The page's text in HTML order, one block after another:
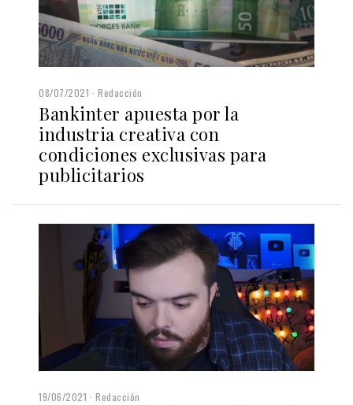
08/07/2021 Redacción
Bankinter apuesta por la
industria creativa con
condiciones exclusivas para
publicitarios
19/06/2021 Redacción